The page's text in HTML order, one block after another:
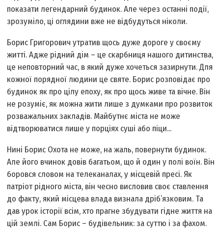
показати легендарний будинок. Але через останні події,
зрозуміло, ці оглядини вже не відбудуться ніколи.
Борис Григорович утратив щось дуже дороге у своєму
житті. Адже рідний дім – це скарбниця нашого дитинства,
це неповторний час, в який дуже хочеться зазирнути. Для
кожної порядної людини це святе. Борис розповідає про
будинок як про цілу епоху, як про щось живе та вічне. Він
не розуміє, як можна жити лише з думками про розвиток
розважальних закладів. Майбутнє міста не може
відтворюватися лише у порціях суші або піци...
Нині Борис Охота не може, на жаль, повернути будинок.
Але його вчинок довів багатьом, що й один у полі воїн. Він
боровся словом на телеканалах, у місцевій пресі. Як
патріот рідного міста, він чесно висловив своє ставлення
до факту, який місцева влада визнала дріб’язковим. Та
дав урок історії всім, хто прагне збудувати гідне життя на
цій землі. Сам Борис – будівельник: за суттю і за фахом.